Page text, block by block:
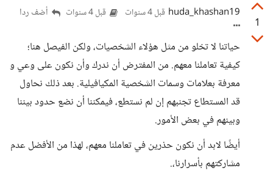
1
huda_khashan19 قبل 4 سنوات قبل 4 سنوات أضف ردا
حياتنا لا تخلو من مثل هؤلاء الشخصيات، ولكن الفيصل هنا؛
كيفية تعاملنا معهم. من المفترض أن ندرك وأن نكون على وعي و
معرفة بعلامات وسمات الشخصية المكيافيلية. بعد ذلك نحاول
قد المستطاع تجنبهم إن لم نستطع، فيمكننا أن نضع حدود بيننا
وبينهم في بعض الأمور.
أيضًا لابد أن نكون حذرين في تعاملنا معهم، لهذا من الأفضل عدم
مشاركتهم بأسرارنا،.